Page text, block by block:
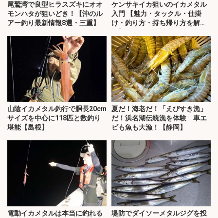
尾鷲湾で良型ヒラスズキにオオ
モンハタが狙いどき！【沖のル
アー釣り最新情報8選・三重】
ケンサキイカ狙いのイカメタル
入門 【魅力・タックル・仕掛
け・釣り方・持ち帰り方を解
山陰イカメタル釣行で胴長20cm
サイズを中心に118匹と数釣り
堪能【島根】
夏だ！海老だ！「えびすき漁」
だ！浜名湖伝統漁を体験 車エ
ビも魚も大漁！【静岡】
電動イカメタルは本当に釣れる
堤防でダイソーメタルジグを投